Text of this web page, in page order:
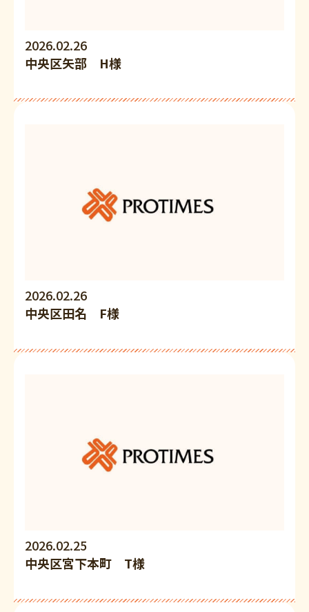
2026.02.26
中央区矢部 H様
2026.02.26
中央区田名 F様
2026.02.25
中央区宮下本町 T様